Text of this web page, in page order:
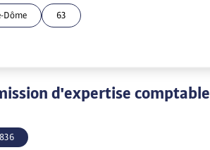
Dôme 63
d'expertise comptable